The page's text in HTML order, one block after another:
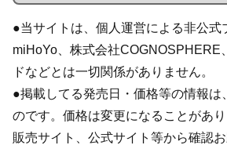
●当サイトは、個人運営による非公式
miHoYo、株式会社COGNOSPHERE
ドなどとは一切関係がありません。
●掲載してる発売日・価格等の情報は
のです。価格は変更になることがあ
販売サイト、公式サイト等から確認お